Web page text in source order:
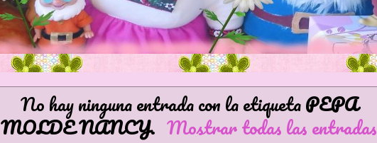
No hay ninguna entrada con la etiquetaPEPA
MOLDE NANCY. Mostrar todas las entradas